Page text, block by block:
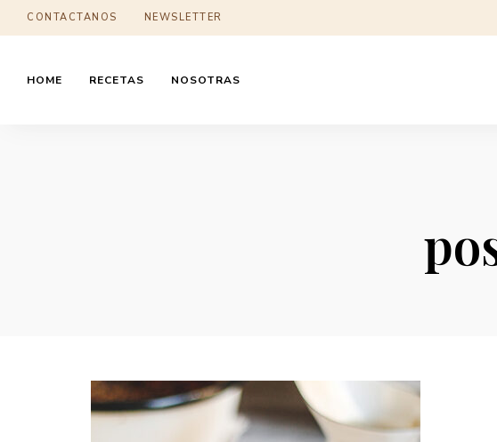
CONTACTANOS NEWSLETTER
HOME RECETAS NOSOTRAS